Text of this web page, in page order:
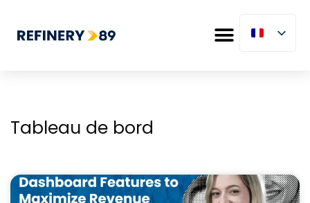
Tableau de bord